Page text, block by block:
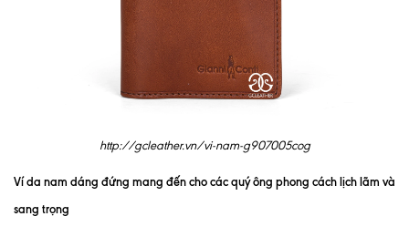
http://gcleather.vn/vi-nam-g907005cog
Ví da nam dáng đứng mang đến cho các quý ông phong cách lịch lãm và
sang trọng